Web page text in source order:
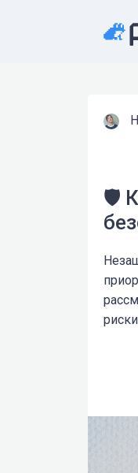
🛡️